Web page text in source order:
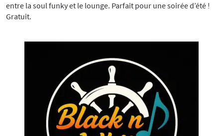
entre la soul funky et le lounge. Parfait pour une soirée d’été !
Gratuit.